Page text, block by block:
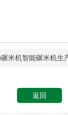
米机智能碾米机生
返回